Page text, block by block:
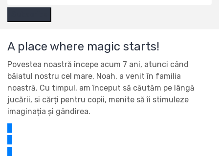
A place where magic starts!
Povestea noastră începe acum 7 ani, atunci când
băiatul nostru cel mare, Noah, a venit în familia
noastră. Cu timpul, am început să căutăm pe lângă
jucării, si cărți pentru copii, menite să îi stimuleze
imaginația și gândirea.